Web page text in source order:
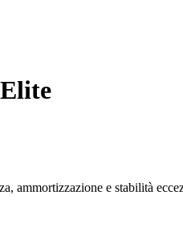
ammortizzazione e stabilità